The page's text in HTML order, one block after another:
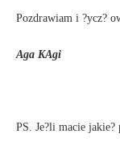
Pozdrawiam i ?ycz?
Aga KAgi
PS. Je?li macie